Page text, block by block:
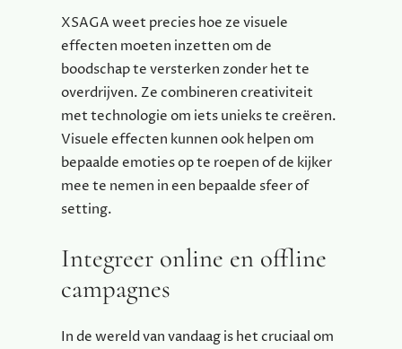
XSAGA weet precies hoe ze visuele
effecten moeten inzetten om de
boodschap te versterken zonder het te
overdrijven. Ze combineren creativiteit
met technologie om iets unieks te creëren.
Visuele effecten kunnen ook helpen om
bepaalde emoties op te roepen of de kijker
mee te nemen in een bepaalde sfeer of
setting.
Integreer online en offline
campagnes
In de wereld van vandaag is het cruciaal om